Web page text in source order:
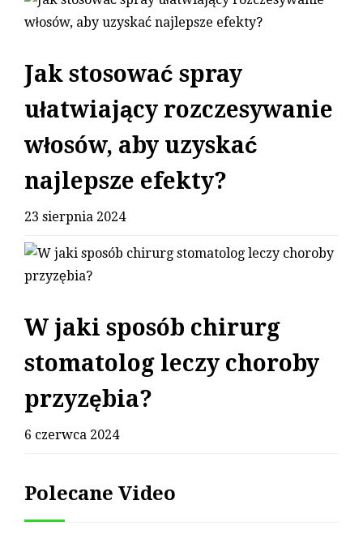
Jak stosować spray
ułatwiający rozczesywanie
włosów, aby uzyskać
najlepsze efekty?
23 sierpnia 2024
W jaki sposób chirurg
stomatolog leczy choroby
przyzębia?
6 czerwca 2024
Polecane Video